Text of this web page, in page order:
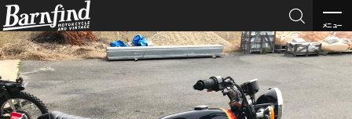
BARNFI
ND

メニュー